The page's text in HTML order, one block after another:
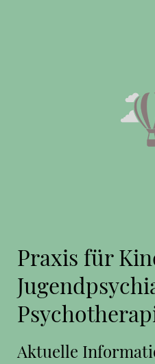
Praxis für
Aktuelle